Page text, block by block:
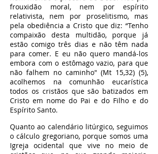
frouxidão moral, nem por espírito
relativista, nem por proselitismo, mas
pela obediência a Cristo que diz: “Tenho
compaixão desta multidão, porque já
estão comigo três dias e não têm nada
para comer. E eu não quero mandá-los
embora com o estômago vazio, para que
não falhem no caminho" (Mt 15,32) (5),
acolhemos na comunhão eucarística
todos os cristãos que são batizados em
Cristo em nome do Pai e do Filho e do
Espírito Santo.
Quanto ao calendário litúrgico, seguimos
o cálculo gregoriano, porque somos uma
Igreja ocidental que vive no meio de